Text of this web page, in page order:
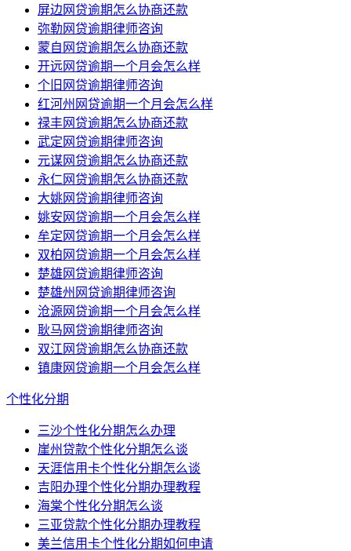
屏边网贷逾期怎么协商还款
弥勒网贷逾期律师咨询
蒙自网贷逾期怎么协商还款
开远网贷逾期一个月会怎么样
个旧网贷逾期律师咨询
红河州网贷逾期一个月会怎么样
禄丰网贷逾期怎么协商还款
武定网贷逾期律师咨询
元谋网贷逾期怎么协商还款
永仁网贷逾期怎么协商还款
大姚网贷逾期律师咨询
姚安网贷逾期一个月会怎么样
牟定网贷逾期一个月会怎么样
双柏网贷逾期一个月会怎么样
楚雄网贷逾期律师咨询
楚雄州网贷逾期律师咨询
沧源网贷逾期一个月会怎么样
耿马网贷逾期律师咨询
双江网贷逾期怎么协商还款
镇康网贷逾期一个月会怎么样
个性化分期
三沙个性化分期怎么办理
崖州贷款个性化分期怎么谈
天涯信用卡个性化分期怎么谈
吉阳办理个性化分期办理教程
海棠个性化分期怎么谈
三亚贷款个性化分期办理教程
美兰信用卡个性化分期如何申请